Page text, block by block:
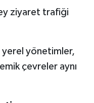
ziyaret trafiği
yerel yönetimler,
çevreler aynı